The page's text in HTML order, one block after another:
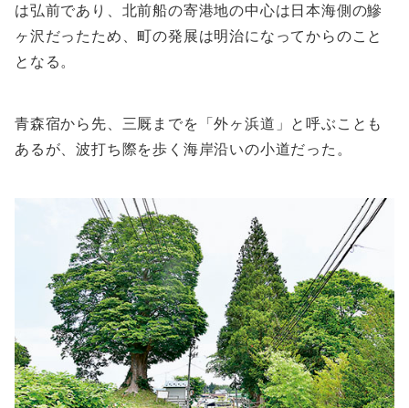
は弘前であり、北前船の寄港地の中心は日本海側の鰺
ヶ沢だったため、町の発展は明治になってからのこと
となる。
青森宿から先、三厩までを「外ヶ浜道」と呼ぶことも
あるが、波打ち際を歩く海岸沿いの小道だった。